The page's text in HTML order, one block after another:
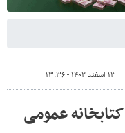
۱۳ اسفند ۱۴۰۲ - ۱۳:۳۶
طرح «کتابخانه‌گردی» در ۱۰ کتابخانه‌ عمومی